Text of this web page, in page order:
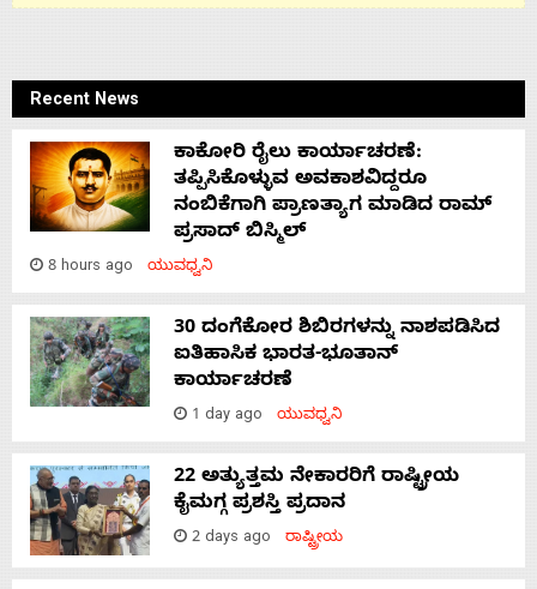
Recent News
ಕಾಕೋರಿ ರೈಲು ಕಾರ್ಯಾಚರಣೆ:
ತಪ್ಪಿಸಿಕೊಳ್ಳುವ ಅವಕಾಶವಿದ್ದರೂ
ನಂಬಿಕೆಗಾಗಿ ಪ್ರಾಣತ್ಯಾಗ ಮಾಡಿದ ರಾಮ್
ಪ್ರಸಾದ್ ಬಿಸ್ಮಿಲ್
8 hours ago ಯುವಧ್ವನಿ
30 ದಂಗೆಕೋರ ಶಿಬಿರಗಳನ್ನು ನಾಶಪಡಿಸಿದ
ಐತಿಹಾಸಿಕ ಭಾರತ-ಭೂತಾನ್
ಕಾರ್ಯಾಚರಣೆ
1 day ago ಯುವಧ್ವನಿ
22 ಅತ್ಯುತ್ತಮ ನೇಕಾರರಿಗೆ ರಾಷ್ಟ್ರೀಯ
ಕೈಮಗ್ಗ ಪ್ರಶಸ್ತಿ ಪ್ರದಾನ
2 days ago ರಾಷ್ಟ್ರೀಯ